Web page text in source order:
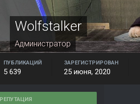
Wolfstalker
Администратор
ПУБЛИКАЦИЙ
5 639
ЗАРЕГИСТРИРОВАН
25 июня, 2020
РЕПУТАЦИЯ